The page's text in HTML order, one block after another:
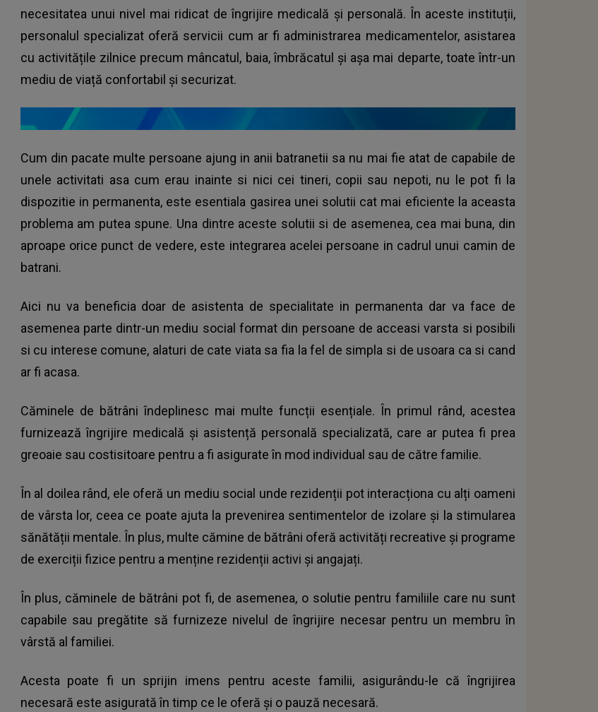
necesitatea unui nivel mai ridicat de îngrijire medicală și personală. În aceste instituții,
personalul specializat oferă servicii cum ar fi administrarea medicamentelor, asistarea
cu activitățile zilnice precum mâncatul, baia, îmbrăcatul și așa mai departe, toate într-un
mediu de viață confortabil și securizat.
Cum din pacate multe persoane ajung in anii batranetii sa nu mai fie atat de capabile de
unele activitati asa cum erau inainte si nici cei tineri, copii sau nepoti, nu le pot fi la
dispozitie in permanenta, este esentiala gasirea unei solutii cat mai eficiente la aceasta
problema am putea spune. Una dintre aceste solutii si de asemenea, cea mai buna, din
aproape orice punct de vedere, este integrarea acelei persoane in cadrul unui camin de
batrani.
Aici nu va beneficia doar de asistenta de specialitate in permanenta dar va face de
asemenea parte dintr-un mediu social format din persoane de acceasi varsta si posibili
si cu interese comune, alaturi de cate viata sa fia la fel de simpla si de usoara ca si cand
ar fi acasa.
Căminele de bătrâni îndeplinesc mai multe funcții esențiale. În primul rând, acestea
furnizează îngrijire medicală și asistență personală specializată, care ar putea fi prea
greoaie sau costisitoare pentru a fi asigurate în mod individual sau de către familie.
În al doilea rând, ele oferă un mediu social unde rezidenții pot interacționa cu alți oameni
de vârsta lor, ceea ce poate ajuta la prevenirea sentimentelor de izolare și la stimularea
sănătății mentale. În plus, multe cămine de bătrâni oferă activități recreative și programe
de exerciții fizice pentru a menține rezidenții activi și angajați.
În plus, căminele de bătrâni pot fi, de asemenea, o solutie pentru familiile care nu sunt
capabile sau pregătite să furnizeze nivelul de îngrijire necesar pentru un membru în
vârstă al familiei.
Acesta poate fi un sprijin imens pentru aceste familii, asigurându-le că îngrijirea
necesară este asigurată în timp ce le oferă și o pauză necesară.